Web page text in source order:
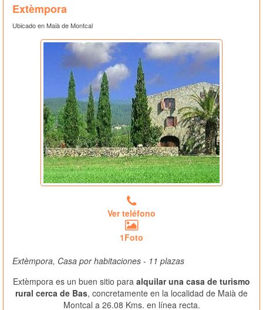
Extèmpora
Ubicado en Maià de Montcal
Ver teléfono
1Foto
Extèmpora, Casa por habitaciones - 11 plazas
Extèmpora es un buen sitio para alquilar una casa de turismo
rural cerca de Bas, concretamente en la localidad de Maià de
Montcal a 26.08 Kms. en línea recta.